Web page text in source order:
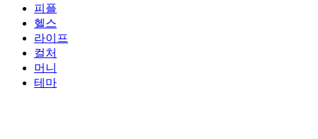
피플
헬스
라이프
컬처
머니
테마